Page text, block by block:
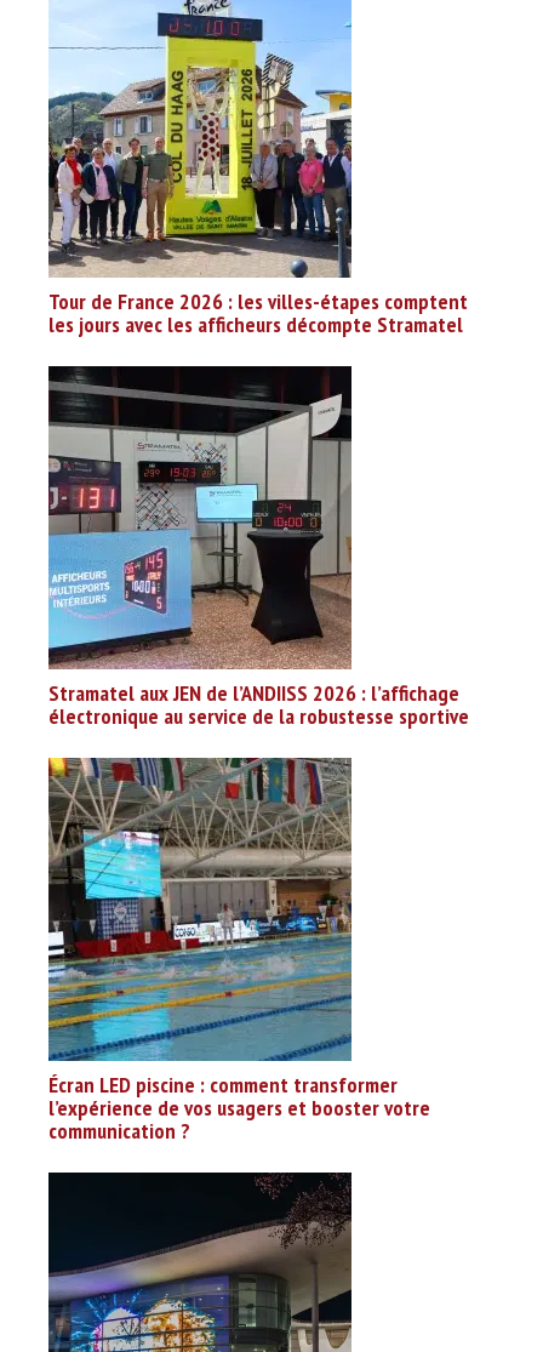
Tour de France 2026 : les villes-étapes comptent
les jours avec les afficheurs décompte Stramatel
Stramatel aux JEN de l’ANDIISS 2026 : l’affichage
électronique au service de la robustesse sportive
Écran LED piscine : comment transformer
l’expérience de vos usagers et booster votre
communication ?